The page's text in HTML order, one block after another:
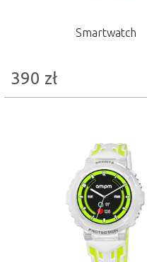
Smartwatch
390 zł